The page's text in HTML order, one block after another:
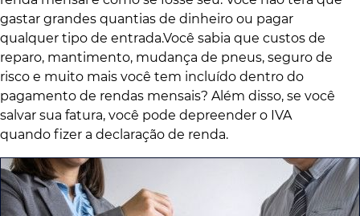
gastar grandes quantias de dinheiro ou pagar
qualquer tipo de entrada.Você sabia que custos de
reparo, mantimento, mudança de pneus, seguro de
risco e muito mais você tem incluído dentro do
pagamento de rendas mensais? Além disso, se você
salvar sua fatura, você pode depreender o IVA
quando fizer a declaração de renda.